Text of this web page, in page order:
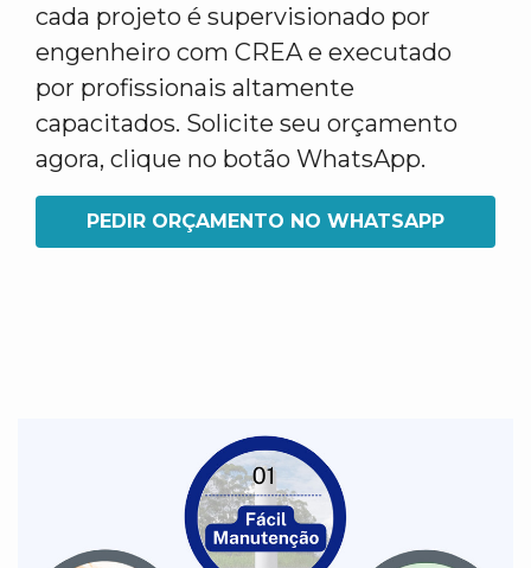
cada projeto é supervisionado por
engenheiro com CREA e executado
por profissionais altamente
capacitados. Solicite seu orçamento
agora, clique no botão WhatsApp.
PEDIR ORÇAMENTO NO WHATSAPP